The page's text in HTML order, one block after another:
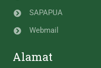
SAPAPUA
Webmail
Alamat